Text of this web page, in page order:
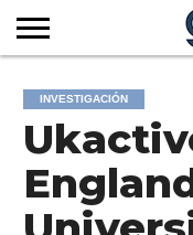
REVISTA
GYM
FACTORY
TV
CLUB
DE
SOCIOS
EMPRESAS
DEL
SECTOR
SERVICIOS
AUDIOVISUALES
MÁS
NOTICIAS
SUSCRIPCIÓN
INVESTIGACIÓN